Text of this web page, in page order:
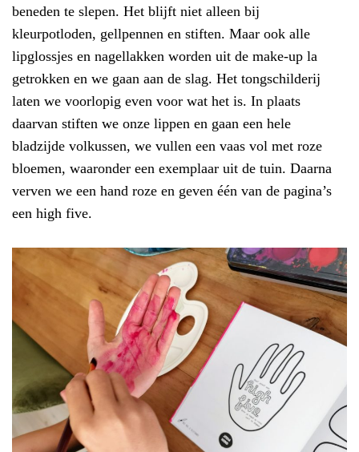
beneden te slepen. Het blijft niet alleen bij
kleurpotloden, gellpennen en stiften. Maar ook alle
lipglossjes en nagellakken worden uit de make-up la
getrokken en we gaan aan de slag. Het tongschilderij
laten we voorlopig even voor wat het is. In plaats
daarvan stiften we onze lippen en gaan een hele
bladzijde volkussen, we vullen een vaas vol met roze
bloemen, waaronder een exemplaar uit de tuin. Daarna
verven we een hand roze en geven één van de pagina’s
een high five.